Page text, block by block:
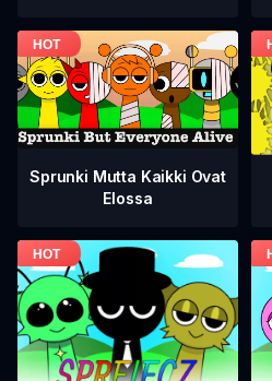
Sprunki Mutta Kaikki Ovat
Elossa